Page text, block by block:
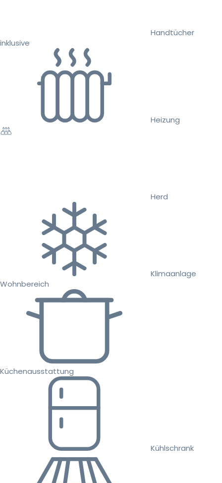
Handtücher
inklusive
Heizung
Herd
Klimaanlage
Wohnbereich
Küchenausstattung
Kühlschrank